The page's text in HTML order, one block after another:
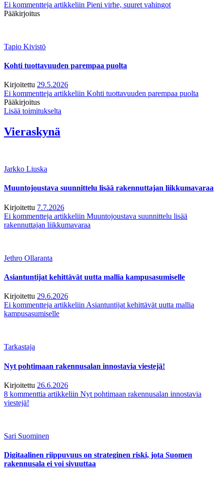
Ei kommentteja artikkeliin Pieni virhe, suuret vahingot
Pääkirjoitus
Tapio Kivistö
Kohti tuottavuuden parempaa puolta
Kirjoitettu 29.5.2026
Ei kommentteja artikkeliin Kohti tuottavuuden parempaa puolta
Pääkirjoitus
Lisää toimitukselta
Vieraskynä
Jarkko Liuska
Muuntojoustava suunnittelu lisää rakennuttajan liikkumavaraa
Kirjoitettu 7.7.2026
Ei kommentteja artikkeliin Muuntojoustava suunnittelu lisää
rakennuttajan liikkumavaraa
Jethro Ollaranta
Asiantuntijat kehittävät uutta mallia kampusasumiselle
Kirjoitettu 29.6.2026
Ei kommentteja artikkeliin Asiantuntijat kehittävät uutta mallia
kampusasumiselle
Tarkastaja
Nyt pohtimaan rakennusalan innostavia viestejä!
Kirjoitettu 26.6.2026
8 kommenttia artikkeliin Nyt pohtimaan rakennusalan innostavia
viestejä!
Sari Suominen
Digitaalinen riippuvuus on strateginen riski, jota Suomen
rakennusala ei voi sivuuttaa